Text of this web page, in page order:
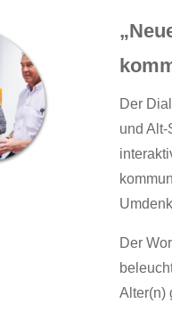
Der
und
Der
Alter(n)